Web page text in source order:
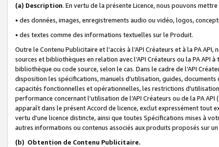
(a) Description. En vertu de la présente Licence, nous pouvons
• des données, images, enregistrements audio ou vidéo, logos,
• des textes comme des informations textuelles sur le Produit.
Outre le Contenu Publicitaire et l'accès à l’API Créateurs et à la PA
sources et bibliothèques en relation avec l’API Créateurs ou la PA
bibliothèque ou code source, selon le cas. Dans le cadre de l’API
disposition les spécifications, manuels d'utilisation, guides,
capacités fonctionnelles et opérationnelles, les restrictions
performance concernant l'utilisation de l’API Créateurs ou de la PA
apparaît dans le présent Accord de licence, exclut expressément tout
vertu d'une licence distincte, ainsi que toutes Spécifications mises à
autres informations ou contenus associés aux produits proposés sur
(b) Obtention de Contenu Publicitaire.